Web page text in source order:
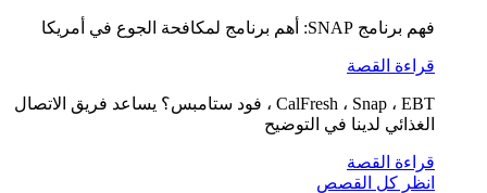
فهم برنامج SNAP: أهم برنامج لمكافحة الجوع في أمريكا
قراءة القصة
CalFresh ، Snap ، EBT ، فود ستامبس؟ يساعد فريق الاتصال
الغذائي لدينا في التوضيح
قراءة القصة
انظر كل القصص